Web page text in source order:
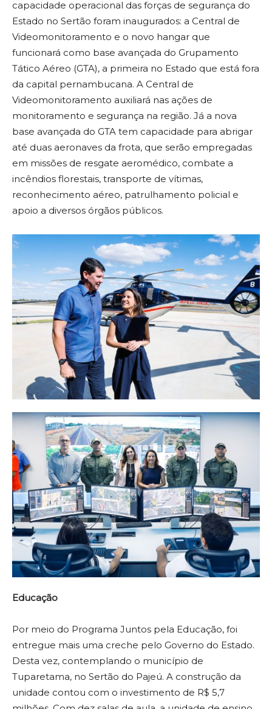
capacidade operacional das forças de segurança do
Estado no Sertão foram inaugurados: a Central de
Videomonitoramento e o novo hangar que
funcionará como base avançada do Grupamento
Tático Aéreo (GTA), a primeira no Estado que está fora
da capital pernambucana. A Central de
Videomonitoramento auxiliará nas ações de
monitoramento e segurança na região. Já a nova
base avançada do GTA tem capacidade para abrigar
até duas aeronaves da frota, que serão empregadas
em missões de resgate aeromédico, combate a
incêndios florestais, transporte de vítimas,
reconhecimento aéreo, patrulhamento policial e
apoio a diversos órgãos públicos.
Educação
Por meio do Programa Juntos pela Educação, foi
entregue mais uma creche pelo Governo do Estado.
Desta vez, contemplando o município de
Tuparetama, no Sertão do Pajeú. A construção da
unidade contou com o investimento de R$ 5,7